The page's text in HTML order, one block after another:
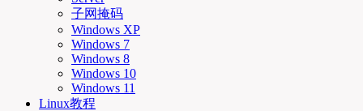
子网掩码
Windows XP
Windows 7
Windows 8
Windows 10
Windows 11
Linux教程